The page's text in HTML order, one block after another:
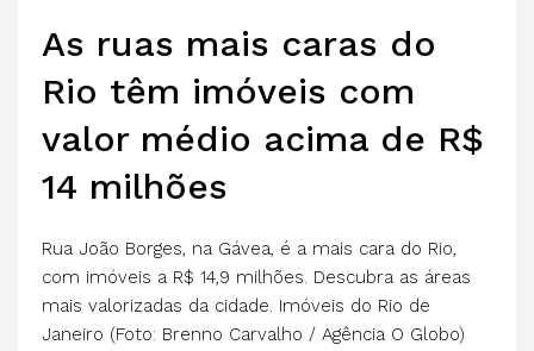
As ruas mais caras do
Rio têm imóveis com
valor médio acima de R$
14 milhões
Rua João Borges, na Gávea, é a mais cara do Rio,
com imóveis a R$ 14,9 milhões. Descubra as áreas
mais valorizadas da cidade. Imóveis do Rio de
Janeiro (Foto: Brenno Carvalho / Agência O Globo)